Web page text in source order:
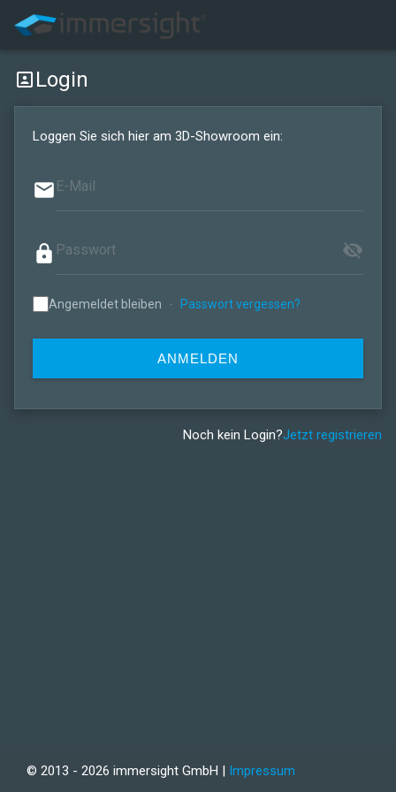
portrait Login
Loggen Sie sich hier am 3D-Showroom ein:
email
lock visibility_off
Angemeldet bleiben - Passwort vergessen?
ANMELDEN
Noch kein Login?Jetzt registrieren
© 2013 - 2026 immersight GmbH | Impressum